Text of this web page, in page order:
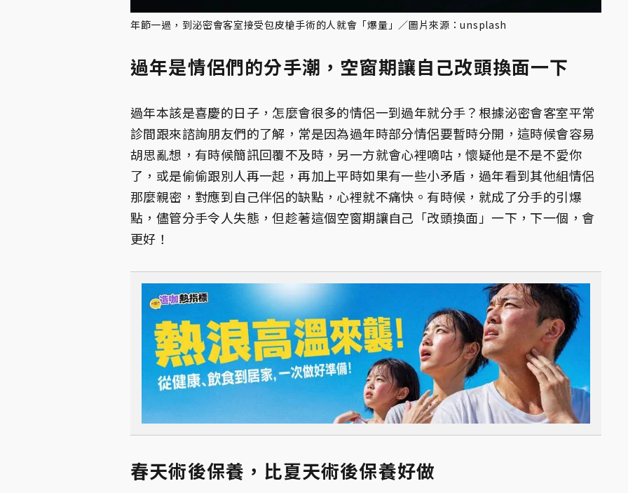
年節一過，到泌密會客室接受包皮槍手術的人就會「爆量」／圖片來源：unsplash
過年是情侶們的分手潮，空窗期讓自己改頭換面一下
過年本該是喜慶的日子，怎麼會很多的情侶一到過年就分手？根據泌密會客室平常
診間跟來諮詢朋友們的了解，常是因為過年時部分情侶要暫時分開，這時候會容易
胡思亂想，有時候簡訊回覆不及時，另一方就會心裡嘀咕，懷疑他是不是不愛你
了，或是偷偷跟別人再一起，再加上平時如果有一些小矛盾，過年看到其他組情侶
那麼親密，對應到自己伴侶的缺點，心裡就不痛快。有時候，就成了分手的引爆
點，儘管分手令人失態，但趁著這個空窗期讓自己「改頭換面」一下，下一個，會
更好！
春天術後保養，比夏天術後保養好做